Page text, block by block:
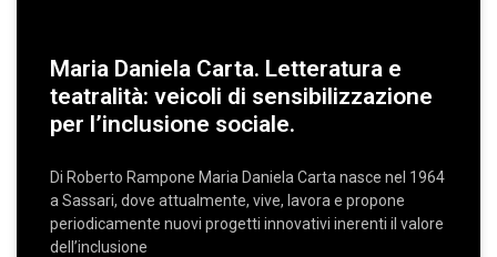
Maria Daniela Carta. Letteratura e
teatralità: veicoli di sensibilizzazione
per l’inclusione sociale.
Di Roberto Rampone Maria Daniela Carta nasce nel 1964
a Sassari, dove attualmente, vive, lavora e propone
periodicamente nuovi progetti innovativi inerenti il valore
dell’inclusione